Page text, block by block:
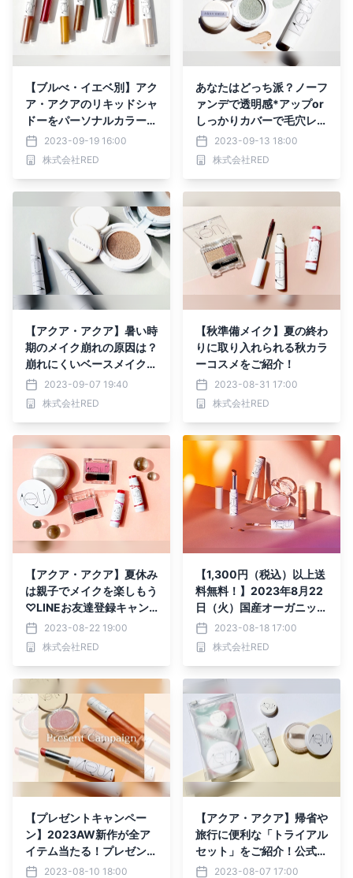
【ブルべ・イエベ別】アク
ア・アクアのリキッドシャ
ドーをパーソナルカラー別
にご紹介！
2023-09-19 16:00
株式会社RED
あなたはどっち派？ノーフ
ァンデで透明感*アップor
しっかりカバーで毛穴レス
*な陶器肌【石けんオフメ
イク】
2023-09-13 18:00
株式会社RED
【アクア・アクア】暑い時
期のメイク崩れの原因は？
崩れにくいベースメイクの
作り方をご紹介！
2023-09-07 19:40
株式会社RED
【秋準備メイク】夏の終わ
りに取り入れられる秋カラ
ーコスメをご紹介！
2023-08-31 17:00
株式会社RED
【アクア・アクア】夏休み
は親子でメイクを楽しもう
♡LINEお友達登録キャン
ペーンのご案内も！
2023-08-22 19:00
株式会社RED
【1,300円（税込）以上送
料無料！】2023年8月22
日（火）国産オーガニック
コスメアクア・アクア202
3AW先行発売スタート！
2023-08-18 17:00
株式会社RED
【プレゼントキャンペー
ン】2023AW新作が全ア
イテム当たる！プレゼント
キャンペーンを開催中！
2023-08-10 18:00
【アクア・アクア】帰省や
旅行に便利な「トライアル
セット」をご紹介！公式オ
ンラインストアでのポイン
2023-08-07 17:00